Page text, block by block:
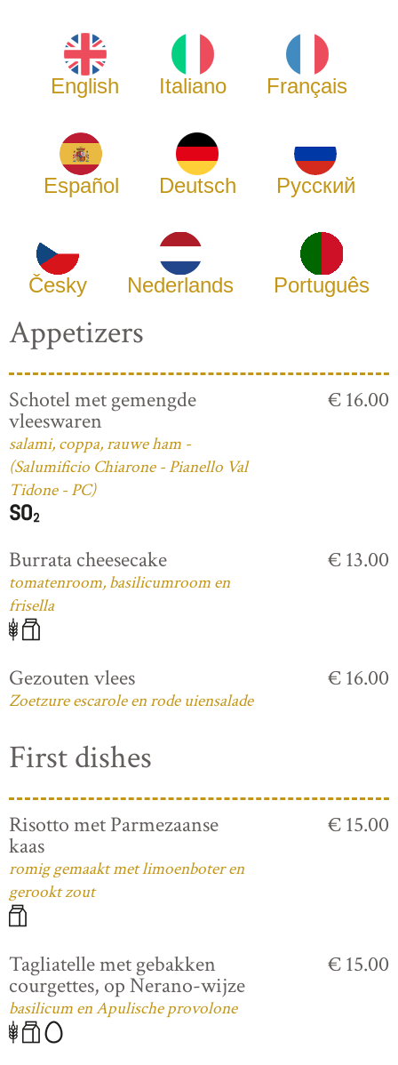
English Italiano Français
Español Deutsch Русский
Česky Nederlands Português
Appetizers
Schotel met gemengde
vleeswaren
salami, coppa, rauwe ham -
(Salumificio Chiarone - Pianello Val
Tidone - PC)
€ 16.00
Burrata cheesecake
tomatenroom, basilicumroom en
frisella
€ 13.00
Gezouten vlees
Zoetzure escarole en rode uiensalade
€ 16.00
First dishes
Risotto met Parmezaanse
kaas
romig gemaakt met limoenboter en
gerookt zout
€ 15.00
Tagliatelle met gebakken
courgettes, op Nerano-wijze
basilicum en Apulische provolone
€ 15.00